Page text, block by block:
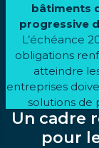
bâtiments
progressive
L’échéance
obligations
atteindre
entreprises
solutions de
Un cadre
pour